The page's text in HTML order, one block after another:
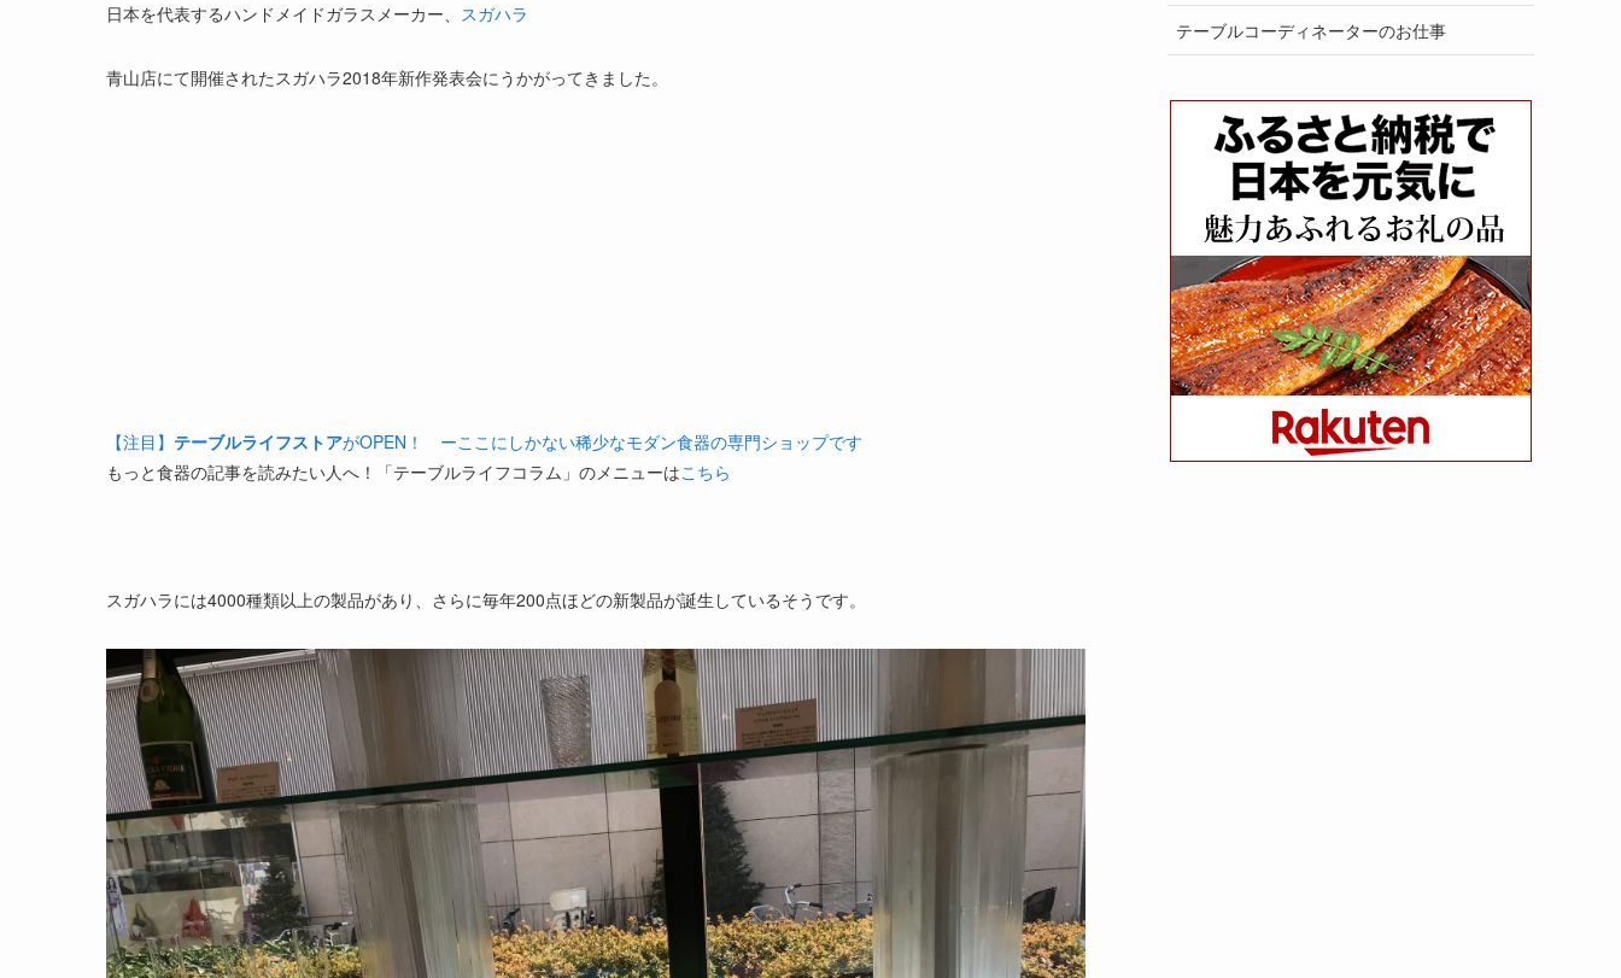
日本を代表するハンドメイドガラスメーカー、 スガハラ
青山店にて開催されたスガハラ2018年新作発表会にうかがってきました。
【注目】 テーブルライフストアがOPEN！ ーここにしかない稀少なモダン食器の専門ショップです
もっと食器の記事を読みたい人へ！「テーブルライフコラム」のメニューはこちら
スガハラには4000種類以上の製品があり、さらに毎年200点ほどの新製品が誕生しているそうです。
テーブルコーディネーターのお仕事